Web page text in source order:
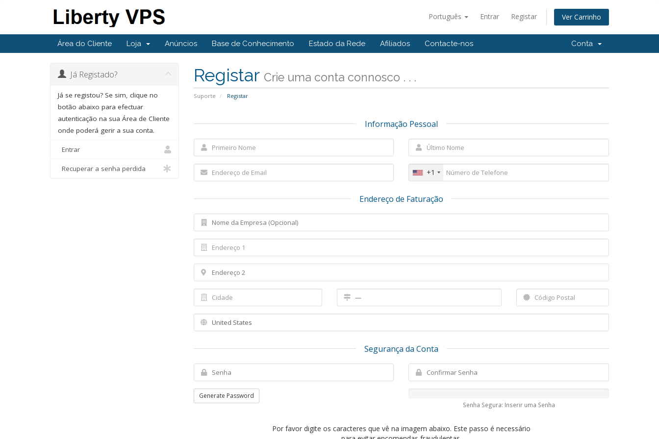
Português Entrar Registar Ver Carrinho
Área do Cliente Loja Anúncios Base de Conhecimento Estado da Rede Afiliados Contacte-nos Conta
Registar Crie uma conta connosco . . .
Suporte Registar
Já Registado?
Já se registou? Se sim, clique no
botão abaixo para efectuar
autenticação na sua Área de Cliente
onde poderá gerir a sua conta.
Entrar
Recuperar a senha perdida
Informação Pessoal
+1
Endereço de Faturação
Segurança da Conta
Generate Password
Senha Segura: Inserir uma Senha
Por favor digite os caracteres que vê na imagem abaixo. Este passo é necessário